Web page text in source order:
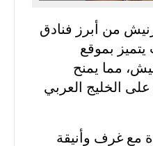
من أبرز فنادق
بموقع
مما يمنح
الخليج العربي
مع غرف وأنيقة